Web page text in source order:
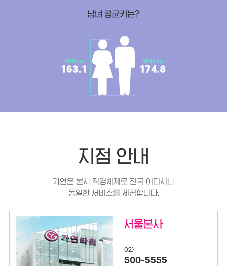
지점 안내
가연은 본사 직영체제로 전국 어디서나
동일한 서비스를 제공합니다.
서울본사
02)
500-5555